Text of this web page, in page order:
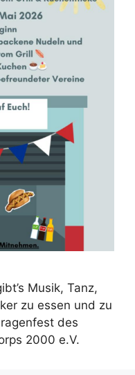
Musik, Tanz,
zu essen und zu
des
2000 e.V.